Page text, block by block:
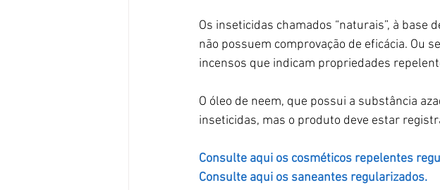
Os inseticidas chamados “naturais”, à base
não possuem comprovação de eficácia. Ou
incensos que indicam propriedades
O óleo de neem, que possui a substância
inseticidas, mas o produto deve estar
Consulte aqui os cosméticos repelentes
Consulte aqui os saneantes regularizados.